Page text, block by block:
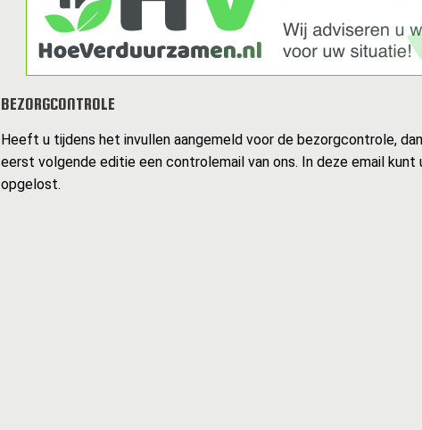
BEZORGCONTROLE
Heeft u tijdens het invullen aangemeld voor de bezorgcontrole,
eerst volgende editie een controlemail van ons. In deze email kunt
opgelost.